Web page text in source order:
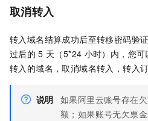
取消转入
转入域名结算成功后至转移密码验
过后的 5 天（5*24 小时）内，您可
转入的域名，取消域名转入，转入订
说明 如果阿里云账号存在
额；如果账号无欠票